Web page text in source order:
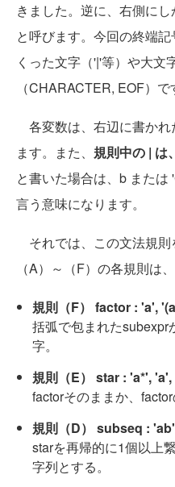
きました。逆に、右側に
と呼びます。今回の終端
くった文字（'|'等）や大文
（CHARACTER, EOF）で
各変数は、右辺に書かれ
ます。また、 規則中の | は
と書いた場合は、b または
言う意味になります。
それでは、この文法規則
（A）～（F）の各規則は
規則（F） factor : 'a',
括弧で包まれた
字。
規則（E） star : 'a*',
factorそのままか、
規則（D） subseq :
starを再帰的に1個以上
字列とする。